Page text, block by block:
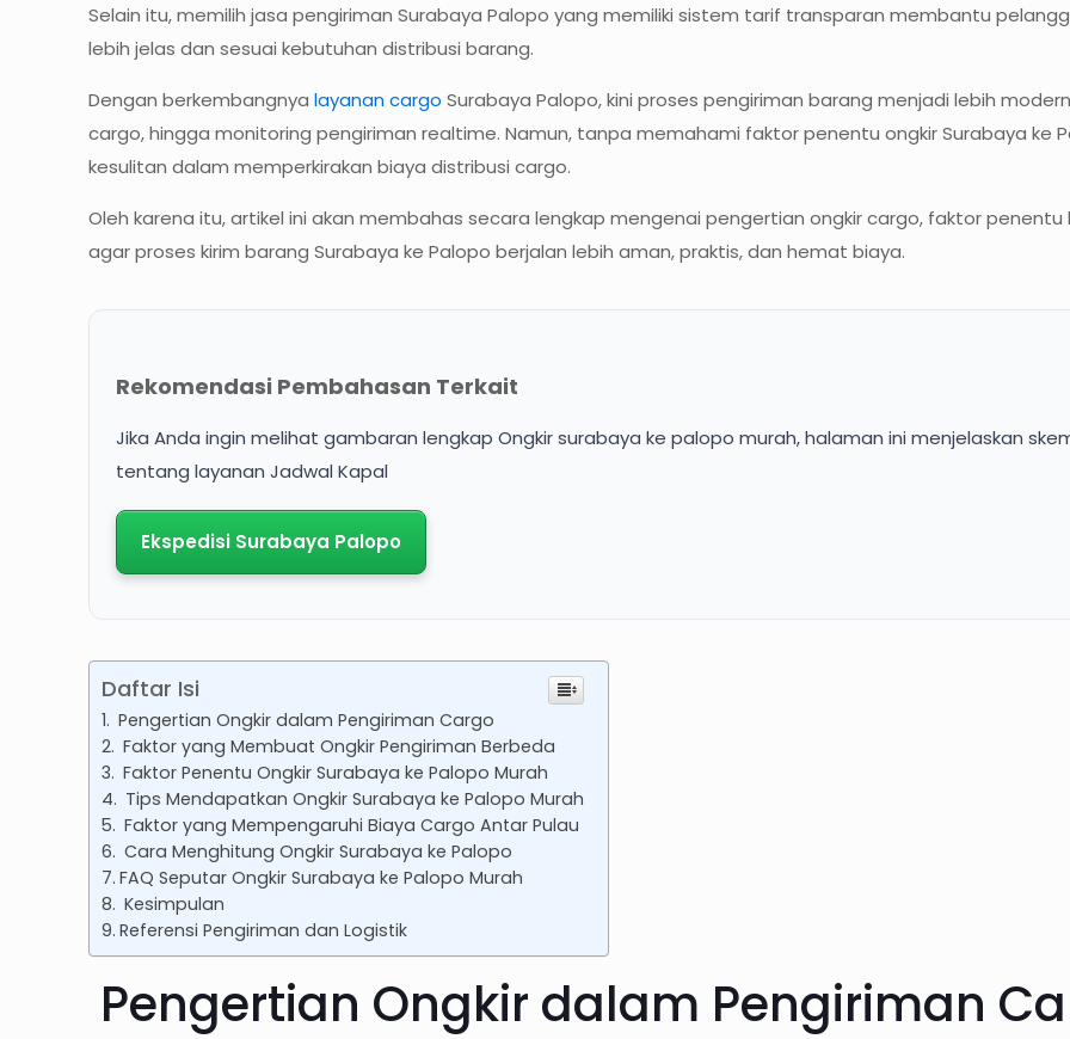
Selain itu, memilih jasa pengiriman Surabaya Palopo yang memiliki sistem tarif transparan membantu
lebih jelas dan sesuai kebutuhan distribusi barang.
Dengan berkembangnyalayanan cargo Surabaya Palopo, kini proses pengiriman barang menjadi lebih
cargo, hingga monitoring pengiriman realtime. Namun, tanpa memahami faktor penentu ongkir Surabaya ke
kesulitan dalam memperkirakan biaya distribusi cargo.
Oleh karena itu, artikel ini akan membahas secara lengkap mengenai pengertian ongkir cargo, faktor
agar proses kirim barang Surabaya ke Palopo berjalan lebih aman, praktis, dan hemat biaya.
Rekomendasi Pembahasan Terkait
Jika Anda ingin melihat gambaran lengkap Ongkir surabaya ke palopo murah, halaman ini menjelaskan
tentang layanan Jadwal Kapal
Ekspedisi Surabaya Palopo
Daftar Isi
Pengertian Ongkir dalam Pengiriman Cargo
Faktor yang Membuat Ongkir Pengiriman Berbeda
Faktor Penentu Ongkir Surabaya ke Palopo Murah
Tips Mendapatkan Ongkir Surabaya ke Palopo Murah
Faktor yang Mempengaruhi Biaya Cargo Antar Pulau
Cara Menghitung Ongkir Surabaya ke Palopo
FAQ Seputar Ongkir Surabaya ke Palopo Murah
Kesimpulan
Referensi Pengiriman dan Logistik
Pengertian Ongkir dalam Pengiriman